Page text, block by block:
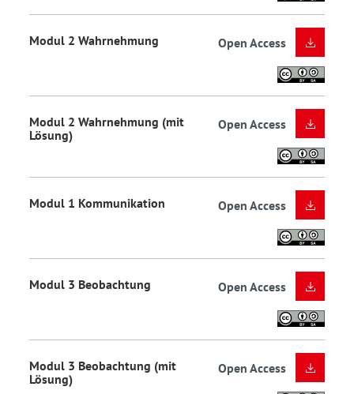
Modul 2 Wahrnehmung Open Access
Modul 2 Wahrnehmung (mit
Lösung)
Open Access
Modul 1 Kommunikation Open Access
Modul 3 Beobachtung Open Access
Modul 3 Beobachtung (mit
Lösung)
Open Access